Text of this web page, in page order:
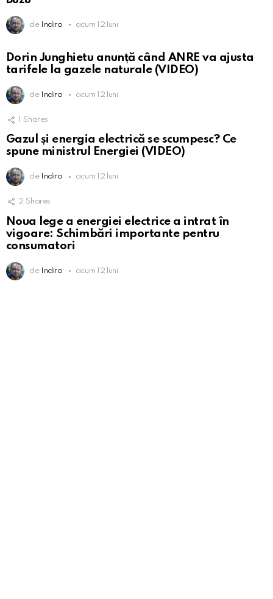
de Indiro acum 12 luni
Dorin Junghietu anunță când ANRE va ajusta
tarifele la gazele naturale (VIDEO)
de Indiro acum 12 luni
1 Shares
Gazul și energia electrică se scumpesc? Ce
spune ministrul Energiei (VIDEO)
de Indiro acum 12 luni
2 Shares
Noua lege a energiei electrice a intrat în
vigoare: Schimbări importante pentru
consumatori
de Indiro acum 12 luni